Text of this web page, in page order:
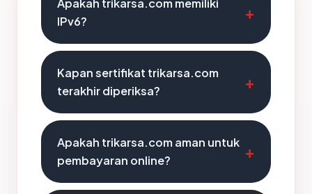
Apakah trikarsa.com memiliki
IPv6?
Kapan sertifikat trikarsa.com
terakhir diperiksa?
Apakah trikarsa.com aman untuk
pembayaran online?